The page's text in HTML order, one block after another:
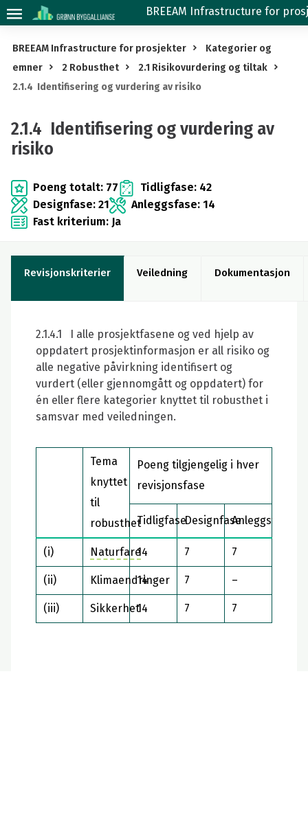
2.1.4
Identifisering
og
vurdering
av
BREEAM Infrastructure for
BREEAM Infrastructure for prosjekter
Kategorier og
emner
2 Robusthet
2.1 Risikovurdering og tiltak
2.1.4 Identifisering og vurdering av risiko
2.1.4 Identifisering og vurdering av
risiko
Poeng totalt: 77
Tidligfase: 42
Designfase: 21
Anleggsfase: 14
Fast kriterium: Ja
Revisjonskriterier Veiledning Dokumentasjon
2.1.4.1 I alle prosjektfasene og ved hjelp av
oppdatert prosjektinformasjon er all risiko og
alle negative påvirkning identifisert og
vurdert (eller gjennomgått og oppdatert) for
én eller flere kategorier knyttet til robusthet i
samsvar med veiledningen.
Tema
knyttet
til
robusthet
Poeng tilgjengelig i hver
revisjonsfase
TidligfaseDesignfaseAnleggsfase
(i) Naturfare14 7 7
(ii) Klimaendringer
14 7 –
(iii) Sikkerhet14 7 7